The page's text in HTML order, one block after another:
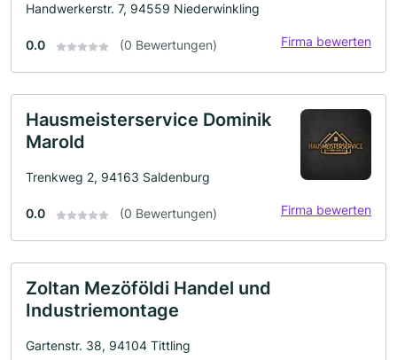
Handwerkerstr. 7, 94559 Niederwinkling
0.0 (0 Bewertungen) Firma bewerten
Hausmeisterservice Dominik
Marold
Trenkweg 2, 94163 Saldenburg
0.0 (0 Bewertungen) Firma bewerten
Zoltan Mezöföldi Handel und
Industriemontage
Gartenstr. 38, 94104 Tittling